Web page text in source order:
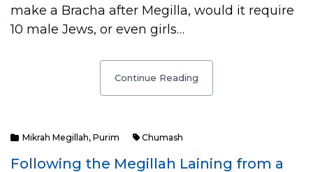
make a Bracha after Megilla, would it require
10 male Jews, or even girls…
Continue Reading
Mikrah Megillah, Purim Chumash
Following the Megillah Laining from a